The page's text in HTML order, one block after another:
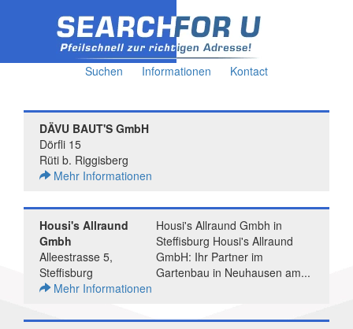
Suchen Informationen Kontact
DÄVU BAUT'S GmbH
Dörfli 15
Rüti b. Riggisberg
Mehr Informationen
Housi's Allraund Gmbh in
Steffisburg Housi's Allraund
GmbH: Ihr Partner im
Gartenbau in Neuhausen am...
Housi's Allraund
Gmbh
Alleestrasse 5,
Steffisburg
Mehr Informationen